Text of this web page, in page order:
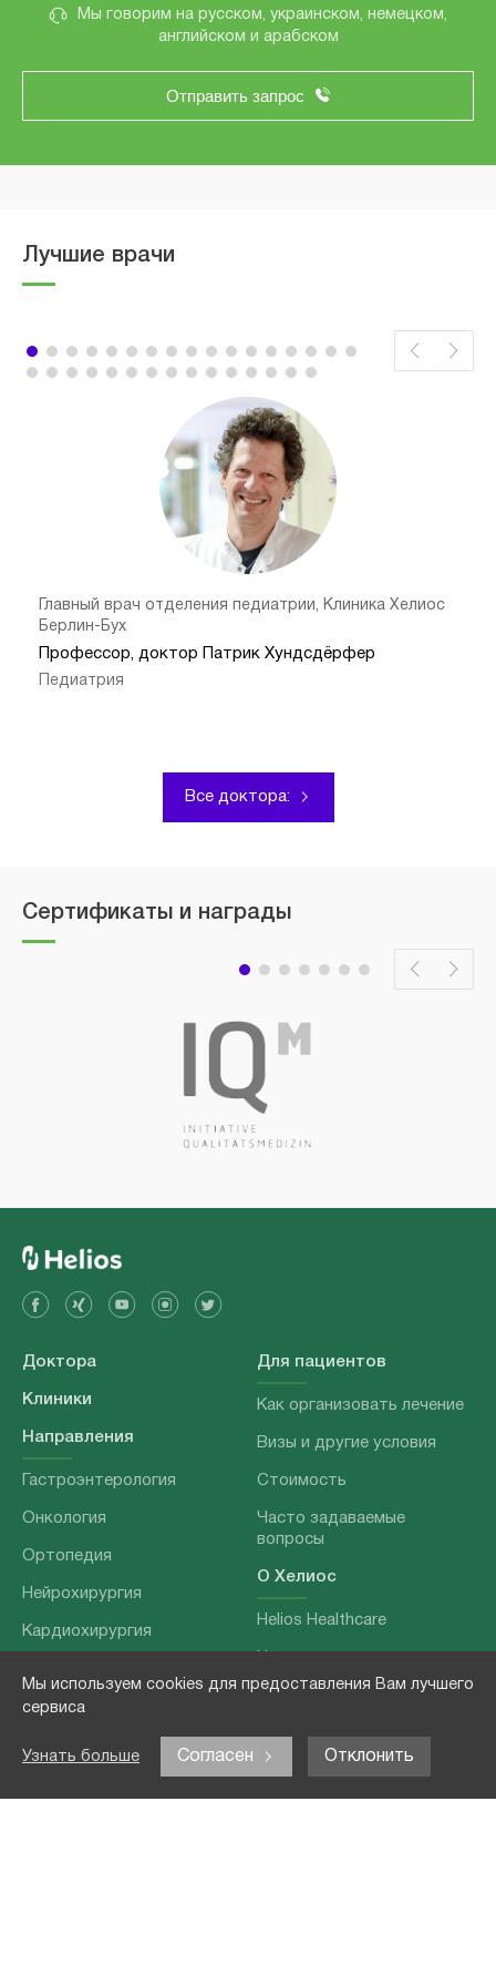
Мы используем cookies для предоставления Вам лучшего
сервиса
Узнать больше Согласен Отклонить
Мы говорим на русском, украинском, немецком,
английском и арабском
Отправить запрос
Лучшие врачи
Главный врач отделения педиатрии, Клиника Хелиос
Берлин-Бух
Профессор, доктор Патрик Хундсдёрфер
Педиатрия
Все доктора:
Сертификаты и награды
Доктора
Клиники
Направления
Гастроэнтерология
Онкология
Ортопедия
Нейрохирургия
Кардиохирургия
Хирургия позвоночника
Для пациентов
Как организовать лечение
Визы и другие условия
Стоимость
Часто задаваемые
вопросы
О Хелиос
Helios Healthcare
О нашей команде
Выходные данные